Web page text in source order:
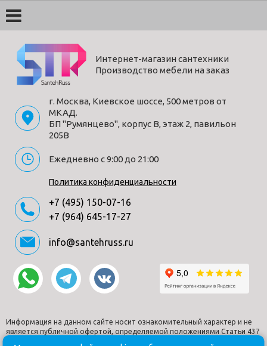
Цвет
Вес
360
410
Коллекция
Метрополь (Metropol)
Материал
санфарфор
Страна производитель
Гарантия
современный
Выпуск
Способы получения товара:
метров от МКАД. БП "Румянцево", корпус В, этаж 2,
павильон 205В
доставки рассчитывается менеджером после оформления
заказа)
Интернет-магазин сантехники
Производство мебели на заказ
г. Москва, Киевское шоссе, 500 метров от
МКАД.
БП "Румянцево", корпус В, этаж 2, павильон
205В
Ежедневно с 9:00 до 21:00
Политика конфиденциальности
+7 (495) 150-07-16
+7 (964) 645-17-27
info@santehruss.ru
Информация на данном сайте носит ознакомительный характер и не
является публичной офертой, определяемой положениями Статьи 437